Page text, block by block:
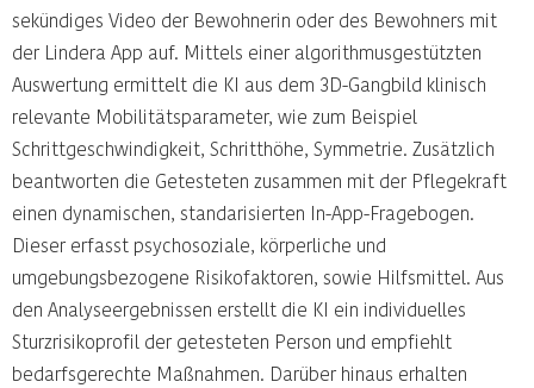
sekündiges Video der Bewohnerin oder des Bewohners mit
der Lindera App auf. Mittels einer algorithmusgestützten
Auswertung ermittelt die KI aus dem 3D-Gangbild klinisch
relevante Mobilitätsparameter, wie zum Beispiel
Schrittgeschwindigkeit, Schritthöhe, Symmetrie. Zusätzlich
beantworten die Getesteten zusammen mit der Pflegekraft
einen dynamischen, standarisierten In-App-Fragebogen.
Dieser erfasst psychosoziale, körperliche und
umgebungsbezogene Risikofaktoren, sowie Hilfsmittel. Aus
den Analyseergebnissen erstellt die KI ein individuelles
Sturzrisikoprofil der getesteten Person und empfiehlt
bedarfsgerechte Maßnahmen. Darüber hinaus erhalten